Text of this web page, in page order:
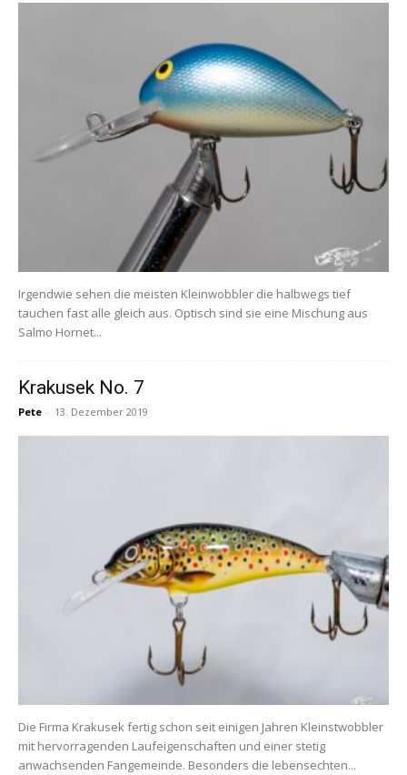
Irgendwie sehen die meisten Kleinwobbler die halbwegs tief
tauchen fast alle gleich aus. Optisch sind sie eine Mischung aus
Salmo Hornet...
Krakusek No. 7
Pete - 13. Dezember 2019
Die Firma Krakusek fertig schon seit einigen Jahren Kleinstwobbler
mit hervorragenden Laufeigenschaften und einer stetig
anwachsenden Fangemeinde. Besonders die lebensechten...